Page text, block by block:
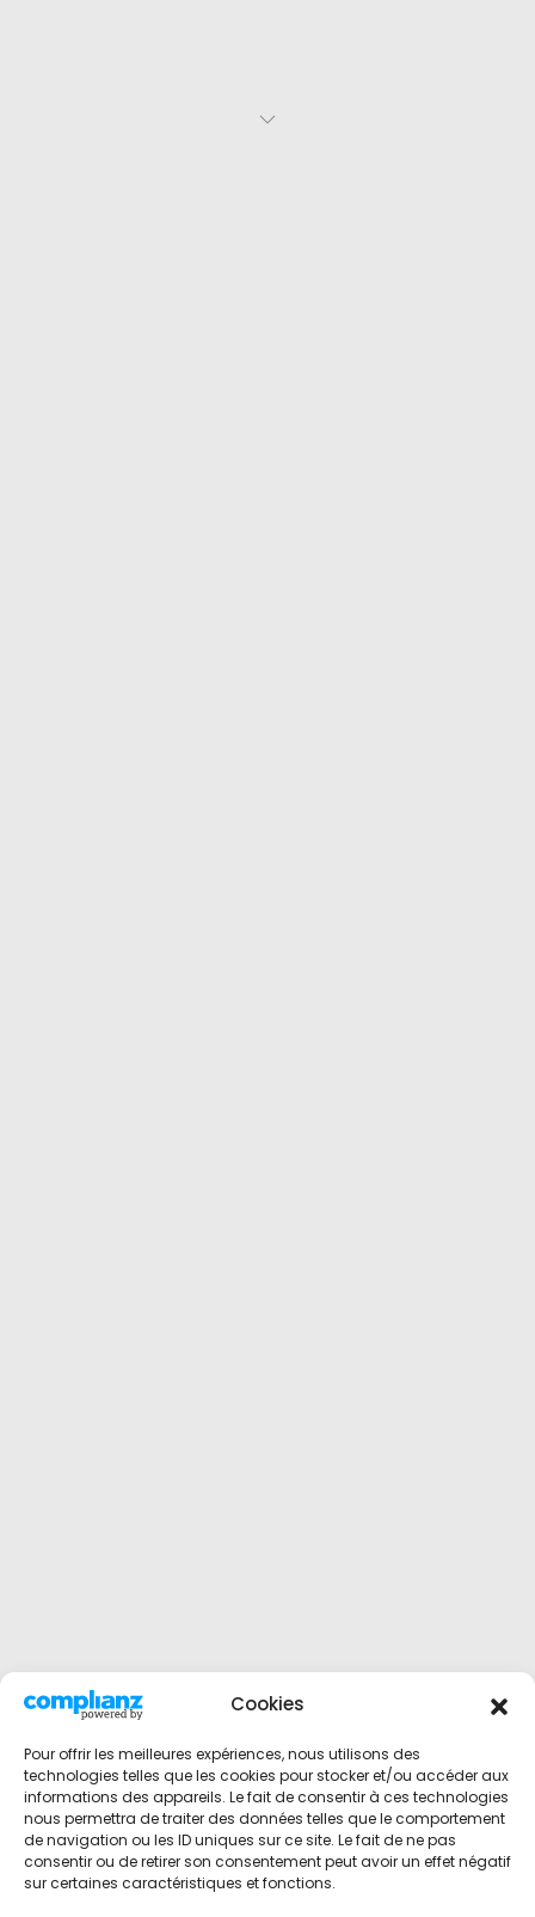
Cookies
Pour offrir les meilleures expériences, nous utilisons des
technologies telles que les cookies pour stocker et/ou accéder aux
informations des appareils. Le fait de consentir à ces technologies
nous permettra de traiter des données telles que le comportement
de navigation ou les ID uniques sur ce site. Le fait de ne pas
consentir ou de retirer son consentement peut avoir un effet négatif
sur certaines caractéristiques et fonctions.